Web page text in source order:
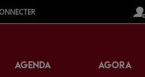
AGENDA AGORA